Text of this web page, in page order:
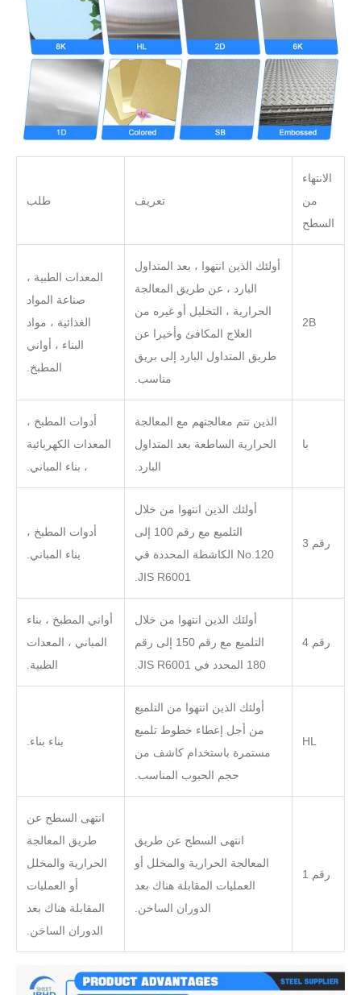
الانتهاء
من
السطح
تعريف طلب
2B
أولئك الذين انتهوا ، بعد المتداول
البارد ، عن طريق المعالجة
الحرارية ، التخليل أو غيره من
العلاج المكافئ وأخيرا عن
طريق المتداول البارد إلى بريق
مناسب.
المعدات الطبية ،
صناعة المواد
الغذائية ، مواد
البناء ، أواني
المطبخ.
با
الذين تتم معالجتهم مع المعالجة
الحرارية الساطعة بعد المتداول
البارد.
أدوات المطبخ ،
المعدات الكهربائية
، بناء المباني.
رقم 3
أولئك الذين انتهوا من خلال
التلميع مع رقم 100 إلى
No.120 الكاشطة المحددة في
JIS R6001.
أدوات المطبخ ،
بناء المباني.
رقم 4
أولئك الذين انتهوا من خلال
التلميع مع رقم 150 إلى رقم
180 المحدد في JIS R6001.
أواني المطبخ ، بناء
المباني ، المعدات
الطبية.
HL
أولئك الذين انتهوا من التلميع
من أجل إعطاء خطوط تلميع
مستمرة باستخدام كاشف من
حجم الحبوب المناسب.
بناء بناء.
رقم 1
انتهى السطح عن طريق
المعالجة الحرارية والمخلل أو
العمليات المقابلة هناك بعد
الدوران الساخن.
انتهى السطح عن
طريق المعالجة
الحرارية والمخلل
أو العمليات
المقابلة هناك بعد
الدوران الساخن.